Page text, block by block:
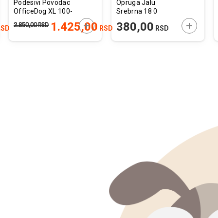
U KORPU
Podesivi Povodac
OfficeDog XL 100-
1.425,00 RSD
2.850,00RSD DODAJTE U KORPU
Opruga Jalu
Srebrna 18 0
380,00 RSD